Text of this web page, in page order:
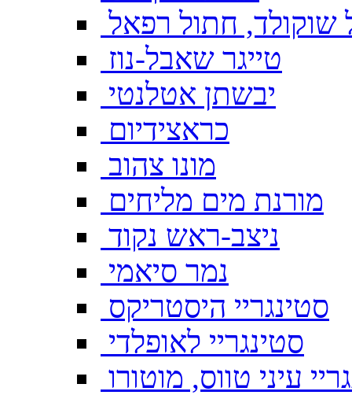
שוקולד, חתול רפאל
טייגר שאבל-נוז
יבשתן אטלנטי
כראצידיום
מונו צהוב
מורנת מים מליחים
ניצב-ראש נקוד
נמר סיאמי
סטינגריי היסטריקס
סטינגריי לאופלדי
עיני טווס, מוטורו